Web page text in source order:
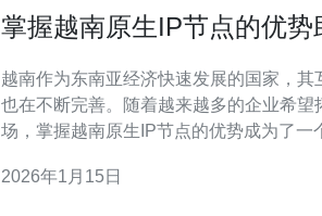
掌握越南原生IP节点的优势
越南作为东南亚经济快速发展的国家，其
也在不断完善。随着越来越多的企业希望
场，掌握越南原生IP节点的优势成为了一
展，并提供实际操作的详细指南。 本文内容将分为几个部
2026年1月15日